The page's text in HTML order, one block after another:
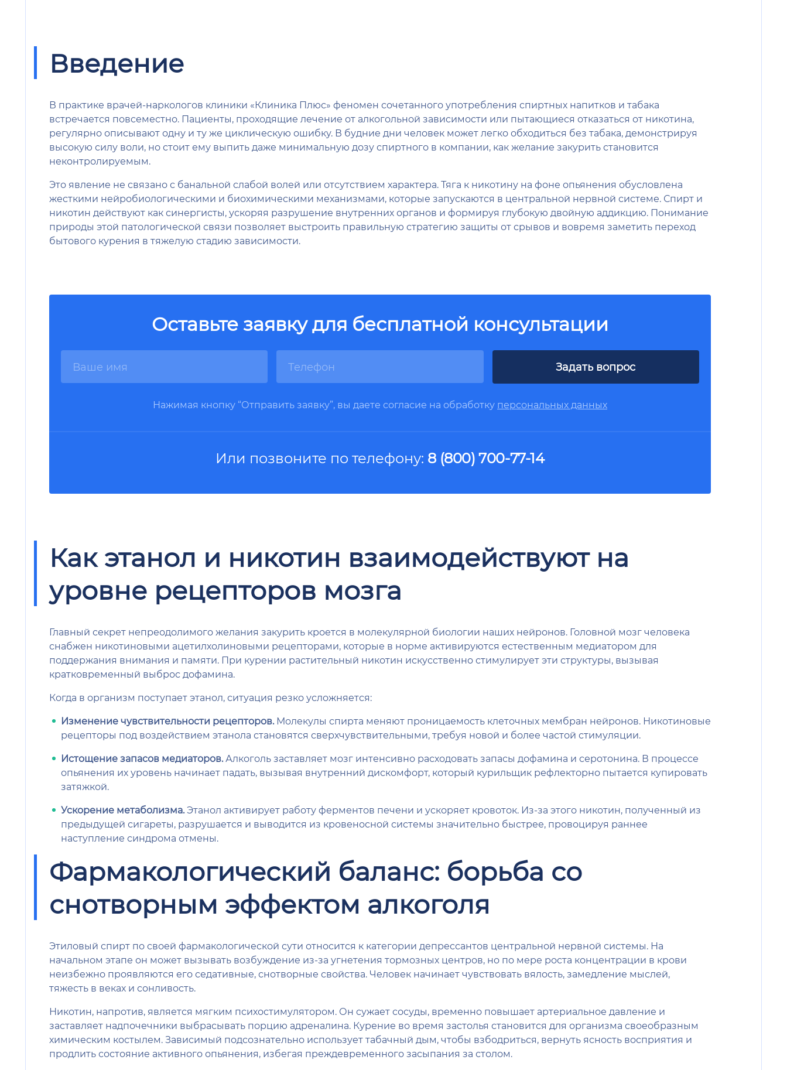
Введение
В практике врачей-наркологов клиники «Клиника Плюс» феномен сочетанного употребления спиртных напитков и табака
встречается повсеместно. Пациенты, проходящие лечение от алкогольной зависимости или пытающиеся отказаться от никотина,
регулярно описывают одну и ту же циклическую ошибку. В будние дни человек может легко обходиться без табака, демонстрируя
высокую силу воли, но стоит ему выпить даже минимальную дозу спиртного в компании, как желание закурить становится
неконтролируемым.
Это явление не связано с банальной слабой волей или отсутствием характера. Тяга к никотину на фоне опьянения обусловлена
жесткими нейробиологическими и биохимическими механизмами, которые запускаются в центральной нервной системе. Спирт и
никотин действуют как синергисты, ускоряя разрушение внутренних органов и формируя глубокую двойную аддикцию. Понимание
природы этой патологической связи позволяет выстроить правильную стратегию защиты от срывов и вовремя заметить переход
бытового курения в тяжелую стадию зависимости.
Оставьте заявку для бесплатной консультации
Задать вопрос
Нажимая кнопку “Отправить заявку”, вы даете согласие на обработку персональных данных
Или позвоните по телефону: 8 (800) 700-77-14
Как этанол и никотин взаимодействуют на
уровне рецепторов мозга
Главный секрет непреодолимого желания закурить кроется в молекулярной биологии наших нейронов. Головной мозг человека
снабжен никотиновыми ацетилхолиновыми рецепторами, которые в норме активируются естественным медиатором для
поддержания внимания и памяти. При курении растительный никотин искусственно стимулирует эти структуры, вызывая
кратковременный выброс дофамина.
Когда в организм поступает этанол, ситуация резко усложняется:
Изменение чувствительности рецепторов.Молекулы спирта меняют проницаемость клеточных мембран нейронов. Никотиновые
рецепторы под воздействием этанола становятся сверхчувствительными, требуя новой и более частой стимуляции.
Истощение запасов медиаторов.Алкоголь заставляет мозг интенсивно расходовать запасы дофамина и серотонина. В процессе
опьянения их уровень начинает падать, вызывая внутренний дискомфорт, который курильщик рефлекторно пытается купировать
затяжкой.
Ускорение метаболизма.Этанол активирует работу ферментов печени и ускоряет кровоток. Из-за этого никотин, полученный из
предыдущей сигареты, разрушается и выводится из кровеносной системы значительно быстрее, провоцируя раннее
наступление синдрома отмены.
Фармакологический баланс: борьба со
снотворным эффектом алкоголя
Этиловый спирт по своей фармакологической сути относится к категории депрессантов центральной нервной системы. На
начальном этапе он может вызывать возбуждение из-за угнетения тормозных центров, но по мере роста концентрации в крови
неизбежно проявляются его седативные, снотворные свойства. Человек начинает чувствовать вялость, замедление мыслей,
тяжесть в веках и сонливость.
Никотин, напротив, является мягким психостимулятором. Он сужает сосуды, временно повышает артериальное давление и
заставляет надпочечники выбрасывать порцию адреналина. Курение во время застолья становится для организма своеобразным
химическим костылем. Зависимый подсознательно использует табачный дым, чтобы взбодриться, вернуть ясность восприятия и
продлить состояние активного опьянения, избегая преждевременного засыпания за столом.